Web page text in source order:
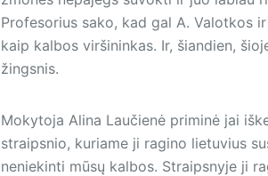
Profesorius sako, kad gal A. Valotkos
kaip kalbos viršininkas. Ir, šiandien,
žingsnis.
Mokytoja Alina Laučienė priminė jai
straipsnio, kuriame ji ragino lietuvius
neniekinti mūsų kalbos. Straipsnyje ji